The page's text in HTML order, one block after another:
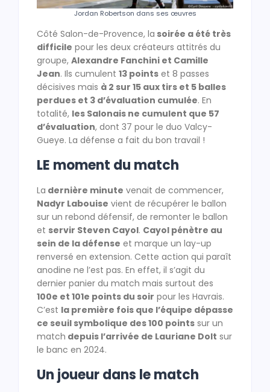
Jordan Robertson dans ses œuvres
Côté Salon-de-Provence, la soirée a été très
difficile pour les deux créateurs attitrés du
groupe, Alexandre Fanchini et Camille
Jean. Ils cumulent 13 points et 8 passes
décisives mais à 2 sur 15 aux tirs et 5 balles
perdues et 3 d’évaluation cumulée. En
totalité, les Salonais ne cumulent que 57
d’évaluation, dont 37 pour le duo Valcy-
Gueye. La défense a fait du bon travail !
LE moment du match
La dernière minute venait de commencer,
Nadyr Labouise vient de récupérer le ballon
sur un rebond défensif, de remonter le ballon
et servir Steven Cayol. Cayol pénètre au
sein de la défense et marque un lay-up
renversé en extension. Cette action qui paraît
anodine ne l’est pas. En effet, il s’agit du
dernier panier du match mais surtout des
100e et 101e points du soir pour les Havrais.
C’est la première fois que l’équipe dépasse
ce seuil symbolique des 100 points sur un
match depuis l’arrivée de Lauriane Dolt sur
le banc en 2024.
Un joueur dans le match